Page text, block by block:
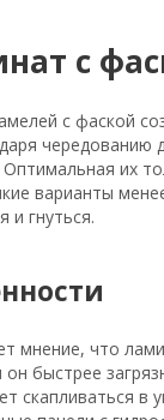
с
с фаской
чередованию
Оптимальная их
варианты
и гнуться.
мнение, что
он быстрее
скапливаться в